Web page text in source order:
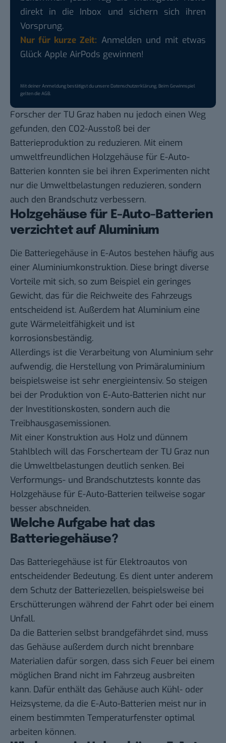
direkt in die Inbox und sichern sich ihren
Vorsprung.
Nur für kurze Zeit: Anmelden und mit etwas
Glück Apple AirPods gewinnen!
Mit deiner Anmeldung bestätigst du unsereDatenschutzerklärung. Beim Gewinnspiel
gelten dieAGB.
Forscher der TU Graz haben nu jedoch einen Weg
gefunden, den CO2-Ausstoß bei der
Batterieproduktion zu reduzieren. Mit einem
umweltfreundlichen Holzgehäuse für E-Auto-
Batterien konnten sie bei ihren Experimenten nicht
nur die Umweltbelastungen reduzieren, sondern
auch den Brandschutz verbessern.
Holzgehäuse für E-Auto-Batterien
verzichtet auf Aluminium
Die Batteriegehäuse in E-Autos bestehen häufig aus
einer Aluminiumkonstruktion. Diese bringt diverse
Vorteile mit sich, so zum Beispiel ein geringes
Gewicht, das für die Reichweite des Fahrzeugs
entscheidend ist. Außerdem hat Aluminium eine
gute Wärmeleitfähigkeit und ist
korrosionsbeständig.
Allerdings ist die Verarbeitung von Aluminium sehr
aufwendig, die Herstellung von Primäraluminium
beispielsweise ist sehr energieintensiv. So steigen
bei der Produktion von E-Auto-Batterien nicht nur
der Investitionskosten, sondern auch die
Treibhausgasemissionen.
Mit einer Konstruktion aus Holz und dünnem
Stahlblech will das Forscherteam der TU Graz nun
die Umweltbelastungen deutlich senken. Bei
Verformungs- und Brandschutztests konnte das
Holzgehäuse für E-Auto-Batterien teilweise sogar
besser abschneiden.
Welche Aufgabe hat das
Batteriegehäuse?
Das Batteriegehäuse ist für Elektroautos von
entscheidender Bedeutung. Es dient unter anderem
dem Schutz der Batteriezellen, beispielsweise bei
Erschütterungen während der Fahrt oder bei einem
Unfall.
Da die Batterien selbst brandgefährdet sind, muss
das Gehäuse außerdem durch nicht brennbare
Materialien dafür sorgen, dass sich Feuer bei einem
möglichen Brand nicht im Fahrzeug ausbreiten
kann. Dafür enthält das Gehäuse auch Kühl- oder
Heizsysteme, da die E-Auto-Batterien meist nur in
einem bestimmten Temperaturfenster optimal
arbeiten können.